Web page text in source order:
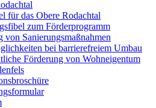
für das Obere Rodachtal
zum Förderprogramm
von Sanierungsmaßnahmen
bei barrierefreiem Umbau
Förderung von Wohneigentum